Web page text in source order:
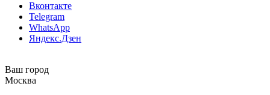
Вконтакте
Telegram
WhatsApp
Яндекс.Дзен
Ваш город
Москва